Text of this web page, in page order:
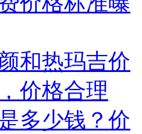
和热玛吉价
价格合理
多少钱？价